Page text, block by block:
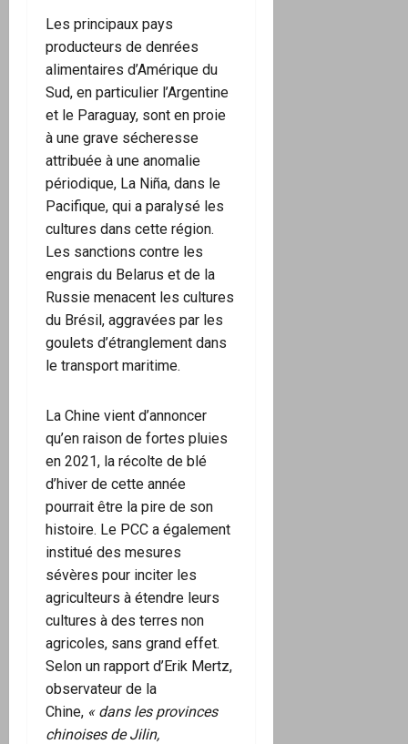
Les principaux pays
producteurs de denrées
alimentaires d’Amérique du
Sud, en particulier l’Argentine
et le Paraguay, sont en proie
à une grave sécheresse
attribuée à une anomalie
périodique, La Niña, dans le
Pacifique, qui a paralysé les
cultures dans cette région.
Les sanctions contre les
engrais du Belarus et de la
Russie menacent les cultures
du Brésil, aggravées par les
goulets d’étranglement dans
le transport maritime.
La Chine vient d’annoncer
qu’en raison de fortes pluies
en 2021, la récolte de blé
d’hiver de cette année
pourrait être la pire de son
histoire. Le PCC a également
institué des mesures
sévères pour inciter les
agriculteurs à étendre leurs
cultures à des terres non
agricoles, sans grand effet.
Selon un rapport d’Erik Mertz,
observateur de la
Chine, « dans les provinces
chinoises de Jilin,